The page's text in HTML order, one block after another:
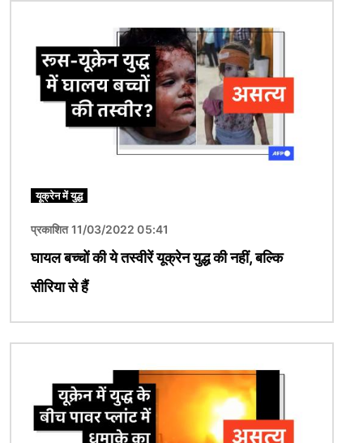
यूक्रेन में युद्ध
प्रकाशित 11/03/2022 05:41
घायल बच्चों की ये तस्वीरें यूक्रेन युद्ध की नहीं, बल्कि
सीरिया से हैं